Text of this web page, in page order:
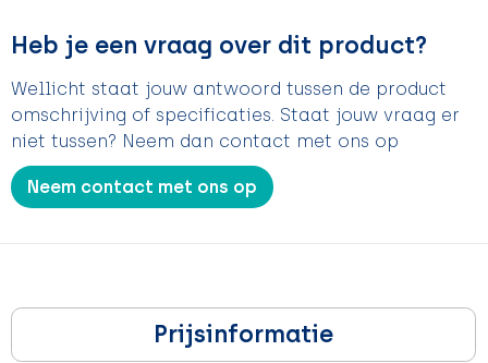
Heb je een vraag over dit product?
Wellicht staat jouw antwoord tussen de product
omschrijving of specificaties. Staat jouw vraag er
niet tussen? Neem dan contact met ons op
Neem contact met ons op
Prijsinformatie